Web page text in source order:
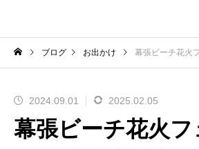
ブログ お出かけ 幕張ビーチ花火フェスタ 2024 体
2024.09.01 2025.02.05
幕張ビーチ花火フ